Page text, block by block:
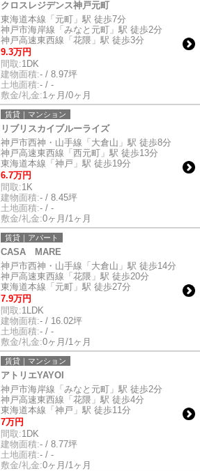
クロスレジデンス神戸元町
東海道本線「元町」駅 徒歩7分
神戸市海岸線「みなと元町」駅 徒歩2分
神戸高速東西線「花隈」駅 徒歩3分
9.3万円
間取:1DK
建物面積:- / 8.97坪
土地面積:- / -
敷金/礼金:1ヶ月/0ヶ月
賃貸｜マンション
リブリスカイブルーライズ
神戸市西神・山手線「大倉山」駅 徒歩8分
神戸高速東西線「西元町」駅 徒歩13分
東海道本線「神戸」駅 徒歩19分
6.7万円
間取:1K
建物面積:- / 8.45坪
土地面積:- / -
敷金/礼金:0ヶ月/1ヶ月
賃貸｜アパート
CASA MARE
神戸市西神・山手線「大倉山」駅 徒歩14分
神戸高速東西線「花隈」駅 徒歩20分
東海道本線「元町」駅 徒歩27分
7.9万円
間取:1LDK
建物面積:- / 16.02坪
土地面積:- / -
敷金/礼金:0ヶ月/1ヶ月
賃貸｜マンション
アトリエYAYOI
神戸市海岸線「みなと元町」駅 徒歩2分
神戸高速東西線「花隈」駅 徒歩4分
東海道本線「神戸」駅 徒歩11分
7万円
間取:1DK
建物面積:- / 8.77坪
土地面積:- / -
敷金/礼金:0ヶ月/1ヶ月